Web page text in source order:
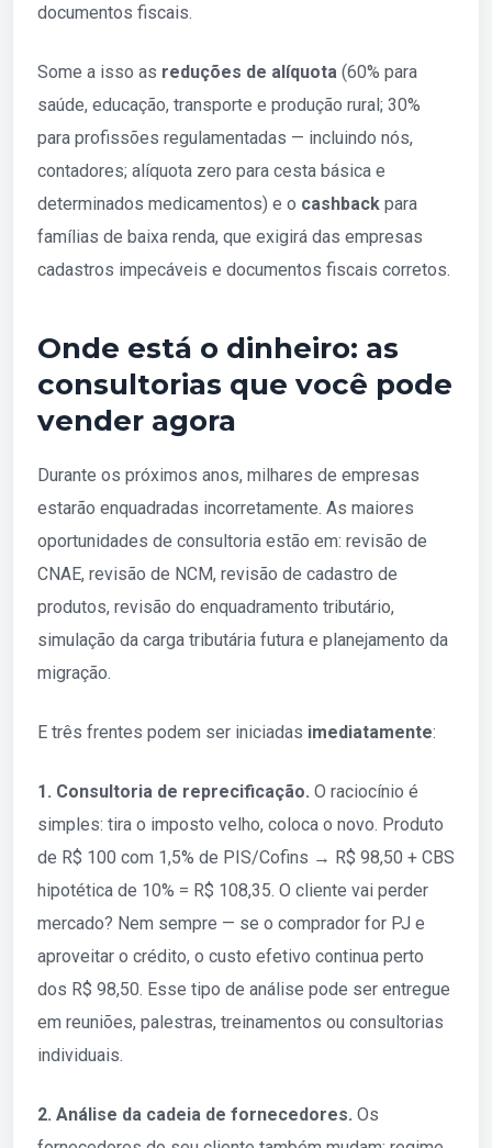
documentos fiscais.
Some a isso as reduções de alíquota (60% para
saúde, educação, transporte e produção rural; 30%
para profissões regulamentadas — incluindo nós,
contadores; alíquota zero para cesta básica e
determinados medicamentos) e o cashback para
famílias de baixa renda, que exigirá das empresas
cadastros impecáveis e documentos fiscais corretos.
Onde está o dinheiro: as
consultorias que você pode
vender agora
Durante os próximos anos, milhares de empresas
estarão enquadradas incorretamente. As maiores
oportunidades de consultoria estão em: revisão de
CNAE, revisão de NCM, revisão de cadastro de
produtos, revisão do enquadramento tributário,
simulação da carga tributária futura e planejamento da
migração.
E três frentes podem ser iniciadas imediatamente:
1. Consultoria de reprecificação. O raciocínio é
simples: tira o imposto velho, coloca o novo. Produto
de R$ 100 com 1,5% de PIS/Cofins → R$ 98,50 + CBS
hipotética de 10% = R$ 108,35. O cliente vai perder
mercado? Nem sempre — se o comprador for PJ e
aproveitar o crédito, o custo efetivo continua perto
dos R$ 98,50. Esse tipo de análise pode ser entregue
em reuniões, palestras, treinamentos ou consultorias
individuais.
2. Análise da cadeia de fornecedores. Os